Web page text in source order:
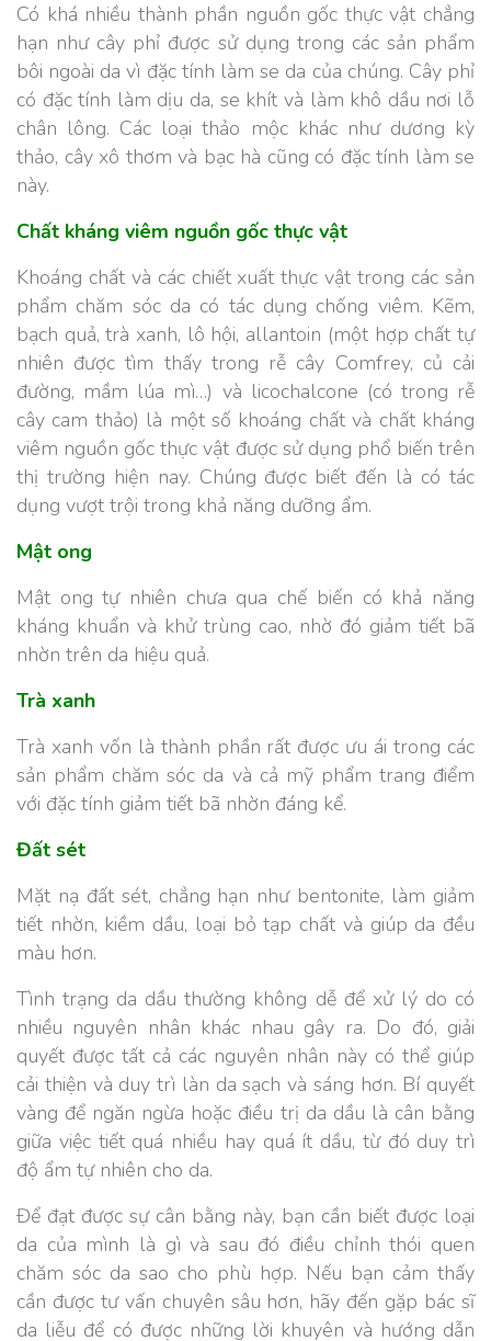
Có khá nhiều thành phần nguồn gốc thực vật chẳng
hạn như cây phỉ được sử dụng trong các sản phẩm
bôi ngoài da vì đặc tính làm se da của chúng. Cây phỉ
có đặc tính làm dịu da, se khít và làm khô dầu nơi lỗ
chân lông. Các loại thảo mộc khác như dương kỳ
thảo, cây xô thơm và bạc hà cũng có đặc tính làm se
này.
Chất kháng viêm nguồn gốc thực vật
Khoáng chất và các chiết xuất thực vật trong các sản
phẩm chăm sóc da có tác dụng chống viêm. Kẽm,
bạch quả, trà xanh, lô hội, allantoin (một hợp chất tự
nhiên được tìm thấy trong rễ cây Comfrey, củ cải
đường, mầm lúa mì…) và licochalcone (có trong rễ
cây cam thảo) là một số khoáng chất và chất kháng
viêm nguồn gốc thực vật được sử dụng phổ biến trên
thị trường hiện nay. Chúng được biết đến là có tác
dụng vượt trội trong khả năng dưỡng ẩm.
Mật ong
Mật ong tự nhiên chưa qua chế biến có khả năng
kháng khuẩn và khử trùng cao, nhờ đó giảm tiết bã
nhờn trên da hiệu quả.
Trà xanh
Trà xanh vốn là thành phần rất được ưu ái trong các
sản phẩm chăm sóc da và cả mỹ phẩm trang điểm
với đặc tính giảm tiết bã nhờn đáng kể.
Đất sét
Mặt nạ đất sét, chẳng hạn như bentonite, làm giảm
tiết nhờn, kiềm dầu, loại bỏ tạp chất và giúp da đều
màu hơn.
Tình trạng da dầu thường không dễ để xử lý do có
nhiều nguyên nhân khác nhau gây ra. Do đó, giải
quyết được tất cả các nguyên nhân này có thể giúp
cải thiện và duy trì làn da sạch và sáng hơn. Bí quyết
vàng để ngăn ngừa hoặc điều trị da dầu là cân bằng
giữa việc tiết quá nhiều hay quá ít dầu, từ đó duy trì
độ ẩm tự nhiên cho da.
Để đạt được sự cân bằng này, bạn cần biết được loại
da của mình là gì và sau đó điều chỉnh thói quen
chăm sóc da sao cho phù hợp. Nếu bạn cảm thấy
cần được tư vấn chuyên sâu hơn, hãy đến gặp bác sĩ
da liễu để có được những lời khuyên và hướng dẫn